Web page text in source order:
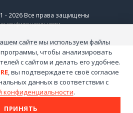
- 2026 Все права защищены
конфиденциальности
сайте мы используем файлы
чтобы анализировать
с сайтом и делать его удобнее.
, вы подтверждаете своё согласие
данных в соответствии с
конфиденциальности.
ПРИНЯТЬ